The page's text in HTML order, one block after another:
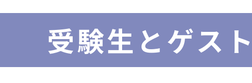
文化
受験生とゲス